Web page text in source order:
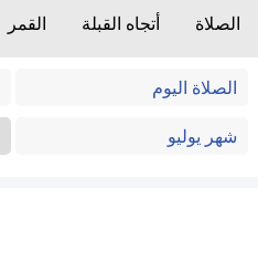
الصلاة أتجاه القبلة القمر
الصلاة اليوم
شهر يوليو